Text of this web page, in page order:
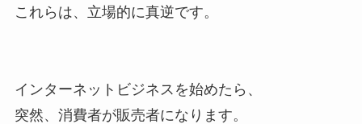
これらは、立場的に真逆です。
インターネットビジネスを始めたら、
突然、消費者が販売者になります。